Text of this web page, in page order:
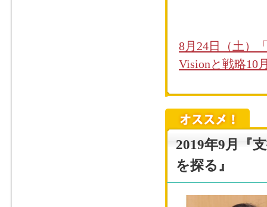
8月24日（土）
Visionと戦略10
2019年9月『
を探る』